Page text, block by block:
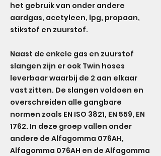
het gebruik van onder andere
aardgas, acetyleen, lpg, propaan,
stikstof en zuurstof.
Naast de enkele gas en zuurstof
slangen zijn er ook Twin hoses
leverbaar waarbij de 2 aan elkaar
vast zitten. De slangen voldoen en
overschreiden alle gangbare
normen zoals EN ISO 3821, EN 559, EN
1762. In deze groep vallen onder
andere de Alfagomma 076AH,
Alfagomma 076AH en de Alfagomma